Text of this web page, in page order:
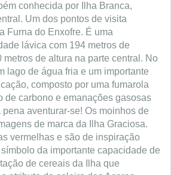
conhecida por Ilha Branca,
Um dos pontos de visita
Furna do Enxofre. É uma
lávica com 194 metros de
metros de altura na parte central. No
lago de água fria e um importante
composto por uma fumarola
de carbono e emanações gasosas
aventurar-se! Os moinhos de
de marca da Ilha Graciosa.
vermelhas e são de inspiração
da importante capacidade de
de cereais da Ilha que